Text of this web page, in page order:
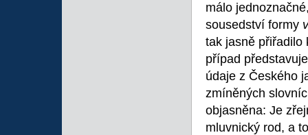
málo
sousedství formy
tak jasně přiřadilo
případ
údaje z Českého
zmíněných
objasněna: Je
mluvnický rod, a